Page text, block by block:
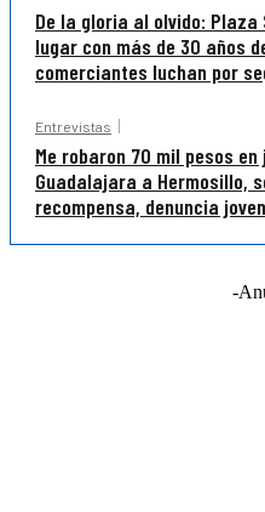
De la gloria al olvido:
lugar con más de 30 años
comerciantes luchan por
Entrevistas
Me robaron 70 mil pesos
Guadalajara a Hermosillo,
recompensa, denuncia joven
-